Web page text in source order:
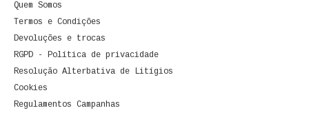
Quem Somos
Termos e Condições
Devoluções e trocas
RGPD - Política de privacidade
Resolução Alterbativa de Litígios
Cookies
Regulamentos Campanhas